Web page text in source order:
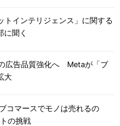
トインテリジェンス」に関する
に聞く
広告品質強化へ Metaが「ブ
大
コマースでモノは売れるの
の挑戦